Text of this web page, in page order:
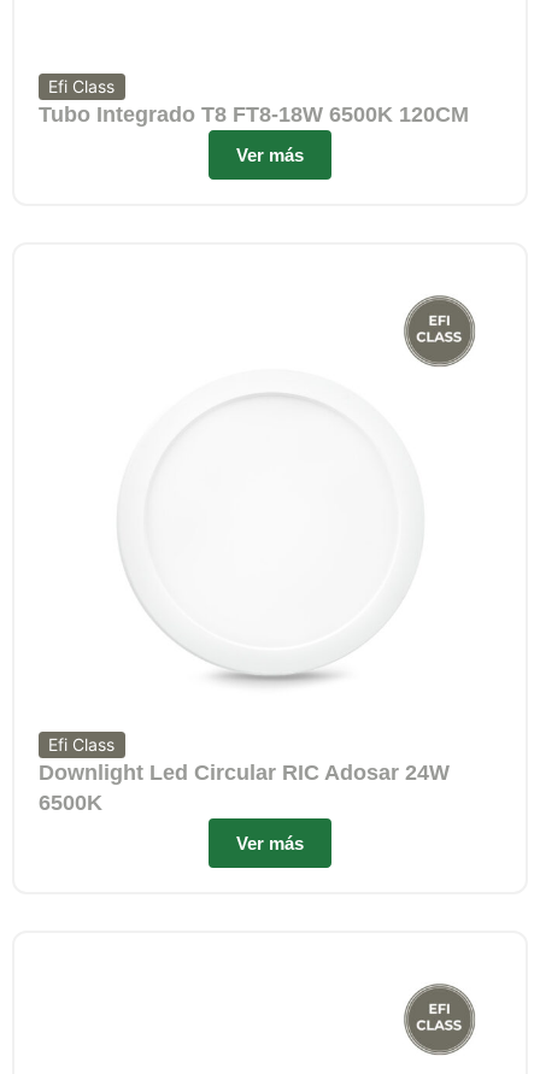
Efi Class
Tubo Integrado T8 FT8-18W 6500K 120CM
Ver más
Efi Class
Downlight Led Circular RIC Adosar 24W
6500K
Ver más